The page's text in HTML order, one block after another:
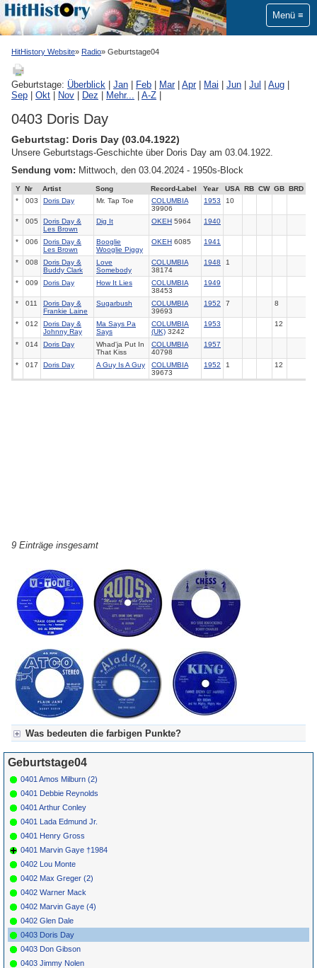
Menü
HitHistory Website Radio Geburtstage04
Geburtstage: Überblick Jan Feb Mar| Apr| Mai Jun Jul Aug
Sep
Okt Nov Dez Mehr... A-Z
0403 Doris Day
Geburtstag: Doris Day (03.04.1922)
Unsere Geburtstags-Geschichte über Doris Day am 03.04.1922.
Sendung vom: Mittwoch, den 03.04.2024 - 1950s-Block
Y Nr Artist Song Record-Label Year USA RB CW GB
BRD
*
003 Doris Day Mr. Tap Toe
COLUMBIA
39906
1953 10
* 005
Doris Day &
Les Brown
Dig It OKEH 5964 1940
* 006
Doris Day &
Les Brown
Booglie
Wooglie Piggy
OKEH 6085 1941
* 008
Doris Day &
Buddy Clark
Love
Somebody
COLUMBIA
38174
1948 1
* 009 Doris Day How It Lies
COLUMBIA
38453
1949
* 011
Doris Day &
Frankie Laine
Sugarbush
COLUMBIA
39693
1952 7 8
* 012
Doris Day &
Johnny Ray
Ma Says Pa
Says
COLUMBIA
(UK) 3242
1953 12
* 014 Doris Day
Whad'ja Put In
That Kiss
COLUMBIA
40798
1957
* 017 Doris Day A Guy Is A Guy
COLUMBIA
39673
1952 1 12
9 Einträge insgesamt
Was bedeuten die farbigen Punkte?
Für Axel's Tageskalender:
Grün = Kurzgeschichte
Grün! = fachlich bestimmt spannend, nicht verpassen!
Grün+ = Stundenbeitrag
Gelb = Kurzgeschichten oder Stundensendungen in Arbeit
Blau = Beschreibungstext (beschreibender Text)
Geburtstage04
0401 Amos Milburn (2)
0401 Debbie Reynolds
0401 Arthur Conley
0401 Lada Edmund Jr.
0401 Henry Gross
0401 Marvin Gaye †1984
0402 Lou Monte
0402 Max Greger (2)
0402 Warner Mack
0402 Marvin Gaye (4)
0402 Glen Dale
0403 Doris Day
0403 Don Gibson
0403 Jimmy Nolen